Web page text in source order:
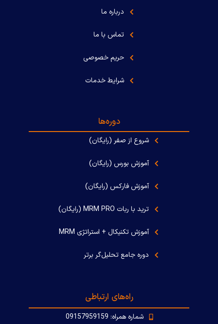
درباره ما
تماس با ما
حریم خصوصی
شرایط خدمات
دوره‌ها
شروع از صفر (رایگان)
آموزش بورس (رایگان)
آموزش فارکس (رایگان)
ترید با ربات MRM PRO (رایگان)
آموزش تکنیکال + استراتژی MRM
دوره جامع تحلیل‌گر برتر
راه‌های ارتباطی
شماره همراه: 09157959159